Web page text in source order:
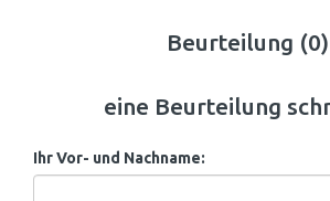
Beurteilung (0)
eine Beurteilung
Ihr Vor- und Nachname: